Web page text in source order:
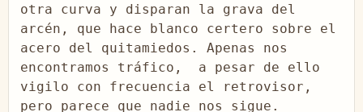
otra curva y disparan la grava del
arcén, que hace blanco certero sobre el
acero del quitamiedos. Apenas nos
encontramos tráfico,  a pesar de ello
vigilo con frecuencia el retrovisor,
pero parece que nadie nos sigue.